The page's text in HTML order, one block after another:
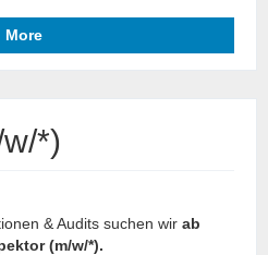
More
*)
& Audits suchen wir ab
(m/w/*).